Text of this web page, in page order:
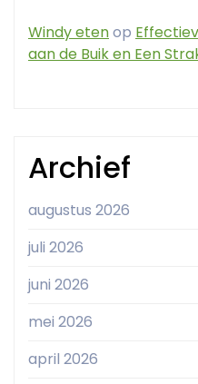
Windy etenop
aan de Buik en Een
Archief
augustus 2026
juli 2026
juni 2026
mei 2026
april 2026